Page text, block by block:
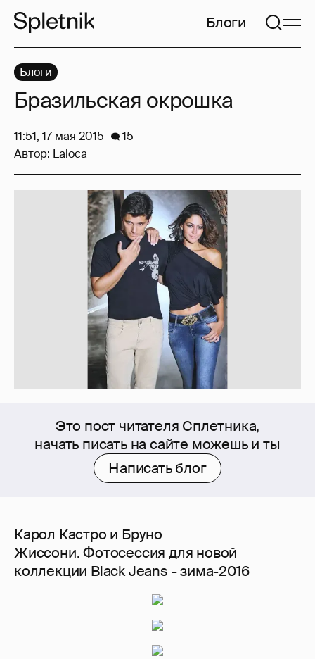
Блоги
Это пост читателя Сплетника,
начать писать на сайте можешь и ты
Написать блог
Карол Кастро и Бруно
Жиссони. Фотосессия для новой
коллекции Black Jeans - зима-2016
Блоги
Бразильская окрошка
11:51, 17 мая 2015
15
Автор: Laloca